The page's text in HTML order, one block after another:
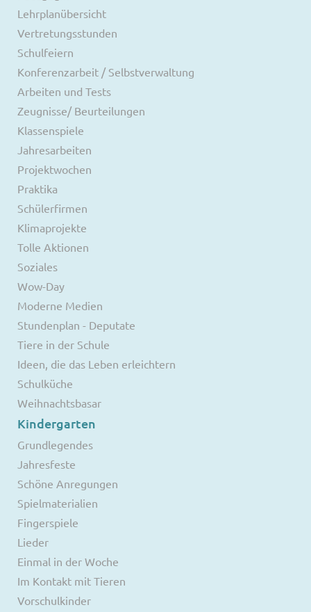
Lehrplanübersicht
Vertretungsstunden
Schulfeiern
Konferenzarbeit / Selbstverwaltung
Arbeiten und Tests
Zeugnisse/ Beurteilungen
Klassenspiele
Jahresarbeiten
Projektwochen
Praktika
Schülerfirmen
Klimaprojekte
Tolle Aktionen
Soziales
Wow-Day
Moderne Medien
Stundenplan - Deputate
Tiere in der Schule
Ideen, die das Leben erleichtern
Schulküche
Weihnachtsbasar
Kindergarten
Grundlegendes
Jahresfeste
Schöne Anregungen
Spielmaterialien
Fingerspiele
Lieder
Einmal in der Woche
Im Kontakt mit Tieren
Vorschulkinder